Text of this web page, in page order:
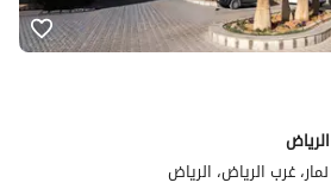
غرب الرياض، الرياض